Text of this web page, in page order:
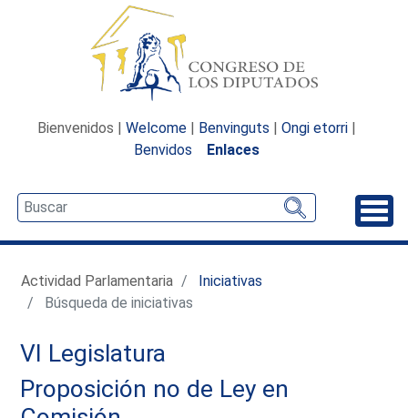
Bienvenidos | Welcome | Benvinguts | Ongi etorri |
Benvidos
Enlaces
Actividad Parlamentaria
Iniciativas
Búsqueda de iniciativas
VI Legislatura
Proposición no de Ley en